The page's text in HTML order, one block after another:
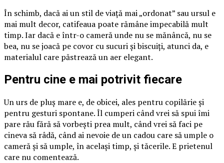
În schimb, dacă ai un stil de viață mai „ordonat” sau ursul e
mai mult decor, catifeaua poate rămâne impecabilă mult
timp. Iar dacă e într-o cameră unde nu se mănâncă, nu se
bea, nu se joacă pe covor cu sucuri și biscuiți, atunci da, e
materialul care păstrează un aer elegant.
Pentru cine e mai potrivit fiecare
Un urs de pluș mare e, de obicei, ales pentru copilărie și
pentru gesturi spontane. Îl cumperi când vrei să spui îmi
pare rău fără să vorbești prea mult, când vrei să faci pe
cineva să râdă, când ai nevoie de un cadou care să umple o
cameră și să umple, în același timp, și tăcerile. E prietenul
care nu comentează.